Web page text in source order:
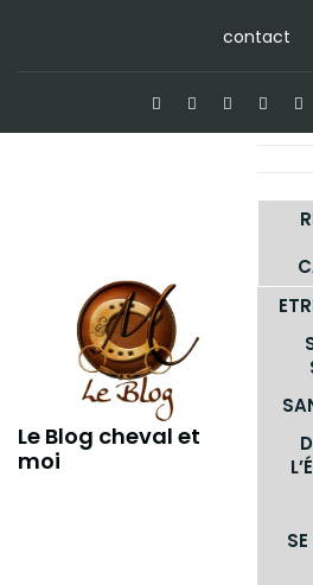
contact
Le Blog cheval et
moi